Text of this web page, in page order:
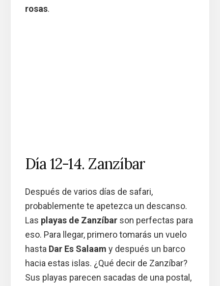
rosas.
Día 12-14. Zanzíbar
Después de varios días de safari,
probablemente te apetezca un descanso.
Las playas de Zanzíbarson perfectas para
eso. Para llegar, primero tomarás un vuelo
hasta Dar Es Salaam y después un barco
hacia estas islas. ¿Qué decir de Zanzíbar?
Sus playas parecen sacadas de una postal,